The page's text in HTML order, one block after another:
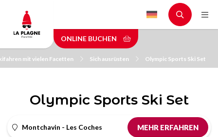
main
content
ONLINE BUCHEN
mit vielen Facetten Sich ausrüsten Olympic Sports Ski Set
Olympic Sports Ski Set
Montchavin - Les Coches MEHR ERFAHREN